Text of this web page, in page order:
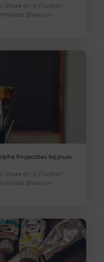
Share on X (Twitter)
Share on
Projecttex bij jouw
Share on X (Twitter)
Share on